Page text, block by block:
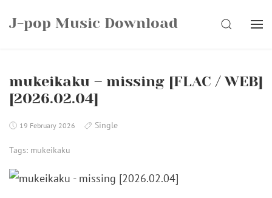
J-pop Music Download SEARCH
mukeikaku – missing [FLAC / WEB]
[2026.02.04]
19 February 2026 Single
Tags: mukeikaku